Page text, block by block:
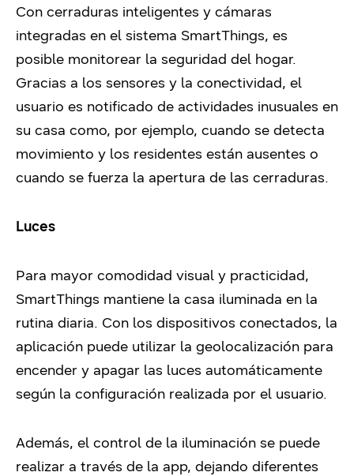
Con cerraduras inteligentes y cámaras
integradas en el sistema SmartThings, es
posible monitorear la seguridad del hogar.
Gracias a los sensores y la conectividad, el
usuario es notificado de actividades inusuales en
su casa como, por ejemplo, cuando se detecta
movimiento y los residentes están ausentes o
cuando se fuerza la apertura de las cerraduras.
Luces
Para mayor comodidad visual y practicidad,
SmartThings mantiene la casa iluminada en la
rutina diaria. Con los dispositivos conectados, la
aplicación puede utilizar la geolocalización para
encender y apagar las luces automáticamente
según la configuración realizada por el usuario.
Además, el control de la iluminación se puede
realizar a través de la app, dejando diferentes